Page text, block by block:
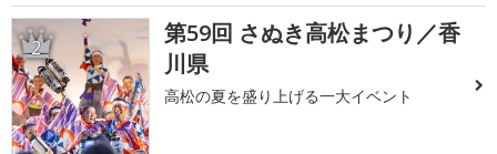
2
第59回 さぬき高松まつり／香
川県
高松の夏を盛り上げる一大イベント